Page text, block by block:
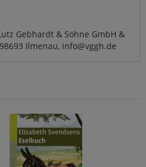
Gebhardt & Söhne GmbH &
Ilmenau, info@vggh.de